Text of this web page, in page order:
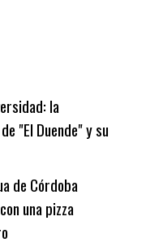
la
"El Duende" y su
de Córdoba
una pizza